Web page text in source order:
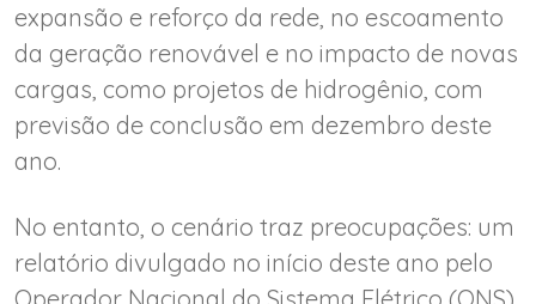
expansão e reforço da rede, no escoamento
da geração renovável e no impacto de novas
cargas, como projetos de hidrogênio, com
previsão de conclusão em dezembro deste
ano.
No entanto, o cenário traz preocupações: um
relatório divulgado no início deste ano pelo